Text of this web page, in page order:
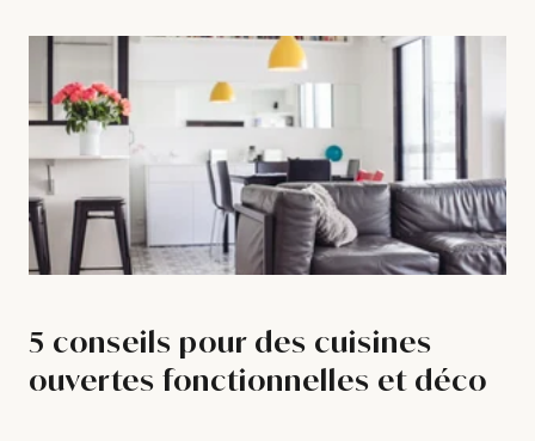
5 conseils pour des cuisines
ouvertes fonctionnelles et déco